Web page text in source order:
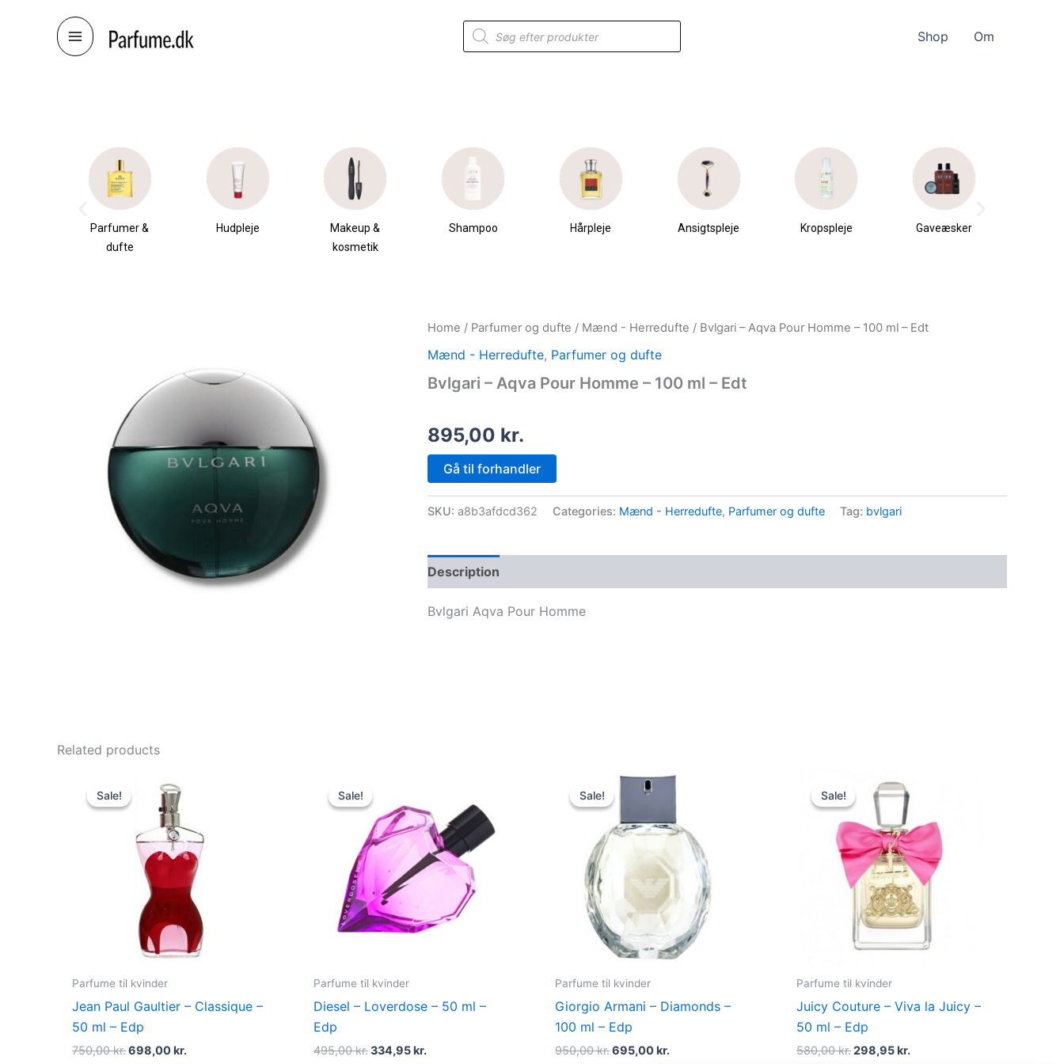
Products
search
Shop Om
Parfumer &
dufte
Hudpleje
Makeup &
kosmetik
Shampoo Hårpleje Ansigtspleje Kropspleje Gaveæsker
Home / Parfumer og dufte / Mænd - Herredufte / Bvlgari – Aqva Pour Homme – 100 ml – Edt
Mænd - Herredufte, Parfumer og dufte
Bvlgari – Aqva Pour Homme – 100 ml – Edt
895,00 kr.
Gå til forhandler
SKU: a8b3afdcd362 Categories: Mænd - Herredufte, Parfumer og dufte Tag: bvlgari
Description
Bvlgari Aqva Pour Homme
Related products
Sale!
Sale!
Parfume til kvinder
Jean Paul Gaultier – Classique –
50 ml – Edp
750,00kr.
was:
750,00 kr..
698,00kr.
Sale!
Sale!
Parfume til kvinder
Diesel – Loverdose – 50 ml –
Edp
495,00kr.
was:
495,00 kr..
334,95kr.
334,95 kr..
Sale!
Sale!
Parfume til kvinder
Giorgio Armani – Diamonds –
100 ml – Edp
950,00kr.
Original
was:
695,00kr.
Current
price
is:
695,00 kr..
Sale!
Sale!
Parfume til kvinder
Juicy Couture – Viva la Juicy –
50 ml – Edp
580,00kr.
price
was:
580,00 kr..
298,95kr.